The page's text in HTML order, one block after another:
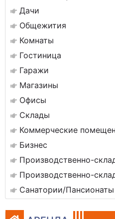
Дачи
Общежития
Комнаты
Гостиница
Гаражи
Магазины
Офисы
Склады
Коммерческие
Бизнес
Производственно-
Производственно-
Санатории/Пансионаты